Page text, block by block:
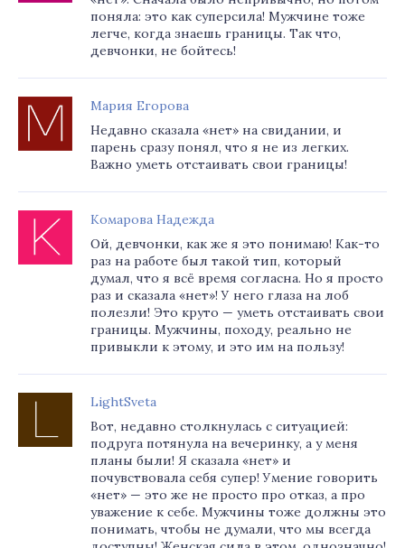
поняла: это как суперсила! Мужчине тоже
легче, когда знаешь границы. Так что,
девчонки, не бойтесь!
Мария Егорова
Недавно сказала «нет» на свидании, и
парень сразу понял, что я не из легких.
Важно уметь отстаивать свои границы!
Комарова Надежда
Ой, девчонки, как же я это понимаю! Как-то
раз на работе был такой тип, который
думал, что я всё время согласна. Но я просто
раз и сказала «нет»! У него глаза на лоб
полезли! Это круто — уметь отстаивать свои
границы. Мужчины, походу, реально не
привыкли к этому, и это им на пользу!
LightSveta
Вот, недавно столкнулась с ситуацией:
подруга потянула на вечеринку, а у меня
планы были! Я сказала «нет» и
почувствовала себя супер! Умение говорить
«нет» — это же не просто про отказ, а про
уважение к себе. Мужчины тоже должны это
понимать, чтобы не думали, что мы всегда